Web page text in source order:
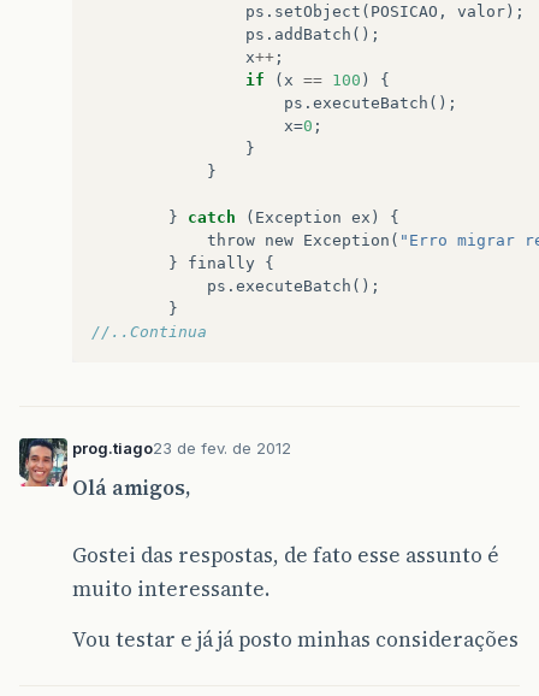
ps . setObject ( POSICAO , valor );
ps . addBatch ();
x++ ;
if
( x == 100 )
{
ps . executeBatch ();
x=0 ;
}
}
} catch ( Exception ex )
{
throw new Exception ( "Erro migrar
}
finally {
ps . executeBatch ();
}
//..Continua
prog.tiago23 de fev. de 2012
Olá amigos,
Gostei das respostas, de fato esse assunto é
muito interessante.
Vou testar e já já posto minhas considerações